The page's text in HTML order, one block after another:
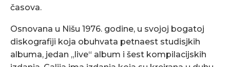
časova.
Osnovana u Nišu 1976. godine, u svojoj bogatoj
diskografiji koja obuhvata petnaest studisjkih
albuma, jedan „live“ album i šest kompilacijskih